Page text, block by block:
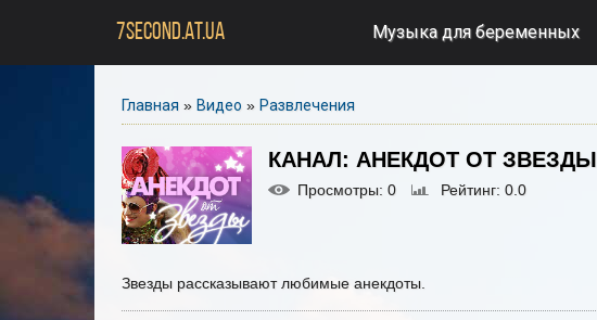
7SECOND.AT.UA Музыка для беременных
Главная » Видео » Развлечения
КАНАЛ: АНЕКДОТ ОТ ЗВЕЗДЫ
Просмотры: 0 Рейтинг: 0.0
Звезды рассказывают любимые анекдоты.